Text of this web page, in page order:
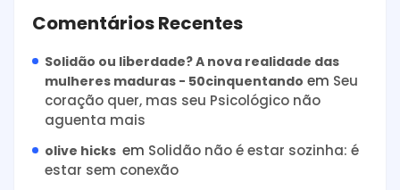
Comentários Recentes
Solidão ou liberdade? A nova realidade das
mulheres maduras - 50cinquentando em Seu
coração quer, mas seu Psicológico não
aguenta mais
olive hicks em Solidão não é estar sozinha: é
estar sem conexão